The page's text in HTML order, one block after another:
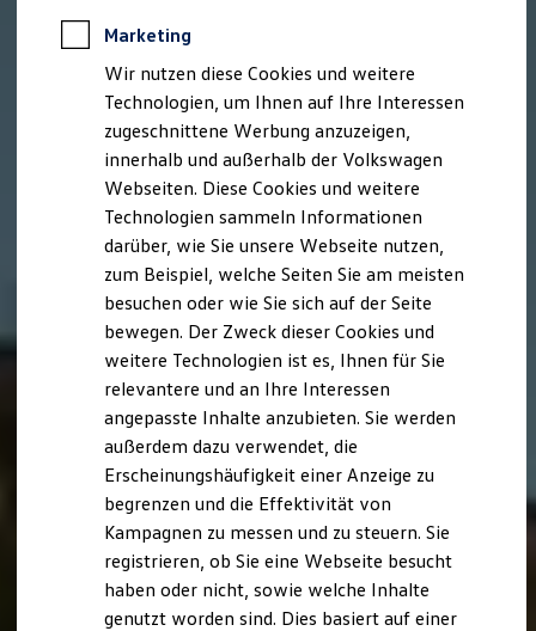
Rekuperation
Laden unterwegs
Laden Zuhause
Ladestationen finden
Ladezeitensimulator
Batterie
Sicherheit
Nachhaltigkeit
Technologie
Kosten und Kauf
Verbrauchskosten
Kaufoptionen
E-Auto-Förderung
Software und Konnektivität
Die ID. Software 6
ID. Software Versionen und Updates
Digitale Extras
Schnittstellen zu Ihrem ID.
Marke und Erlebnis
Volkswagen R und R Experience
R-Modelle
R Experience
Driving Experience
Volkswagen entdecken
Werkbesichtigung
Marketing
Wir nutzen diese Cookies und weitere
Technologien, um Ihnen auf Ihre Interessen
zugeschnittene Werbung anzuzeigen,
innerhalb und außerhalb der Volkswagen
Webseiten. Diese Cookies und weitere
Technologien sammeln Informationen
darüber, wie Sie unsere Webseite nutzen,
zum Beispiel, welche Seiten Sie am meisten
besuchen oder wie Sie sich auf der Seite
bewegen. Der Zweck dieser Cookies und
weitere Technologien ist es, Ihnen für Sie
relevantere und an Ihre Interessen
angepasste Inhalte anzubieten. Sie werden
außerdem dazu verwendet, die
Erscheinungshäufigkeit einer Anzeige zu
begrenzen und die Effektivität von
Kampagnen zu messen und zu steuern. Sie
registrieren, ob Sie eine Webseite besucht
haben oder nicht, sowie welche Inhalte
genutzt worden sind. Dies basiert auf einer